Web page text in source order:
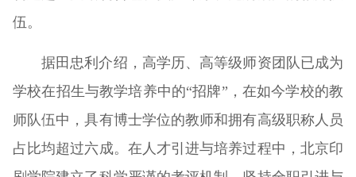
伍。
据田忠利介绍，高学历、高等级师资团队已成为
学校在招生与教学培养中的“招牌”，在如今学校的教
师队伍中，具有博士学位的教师和拥有高级职称人员
占比均超过六成。在人才引进与培养过程中，北京印